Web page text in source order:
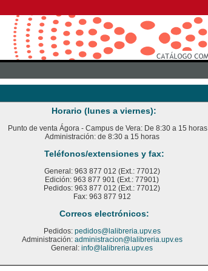
Horario (lunes a viernes):
Punto de venta Ágora - Campus de Vera: De 8:30 a 15 horas
Administración: de 8:30 a 15 horas
Teléfonos/extensiones y fax:
General: 963 877 012 (Ext.: 77012)
Edición: 963 877 901 (Ext.: 77901)
Pedidos: 963 877 012 (Ext.: 77012)
Fax: 963 877 912
Correos electrónicos:
Pedidos: pedidos@lalibreria.upv.es
Administración: administracion@lalibreria.upv.es
General: info@lalibreria.upv.es